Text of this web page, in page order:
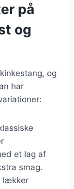
på
og
og
har
et lag af
smag.
lækker